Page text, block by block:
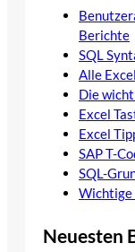
Berichte
SQL
Alle
Die
Excel
Excel
SAP T-
SQL-
Wichtige
Neuesten